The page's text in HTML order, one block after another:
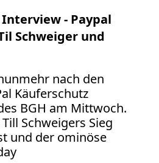
- Paypal
Schweiger und
nach den
Käuferschutz
BGH am Mittwoch.
Schweigers Sieg
und der ominöse